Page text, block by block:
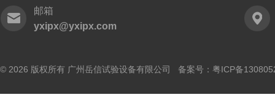
邮箱
yxipx@yxipx.com
© 2026 版权所有 广州岳信试验设备有限公司 备案号： 粤ICP备